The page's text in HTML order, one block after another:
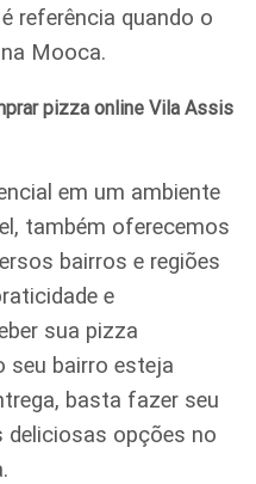
referência quando o
Mooca.
pizza online Vila Assis
em um ambiente
também oferecemos
bairros e regiões
e
sua pizza
seu bairro esteja
basta fazer seu
deliciosas opções no